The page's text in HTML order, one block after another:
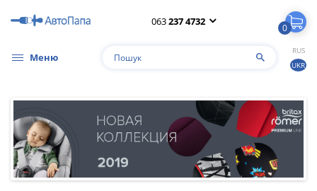
063237 4732
0
Меню
RUS
UKR